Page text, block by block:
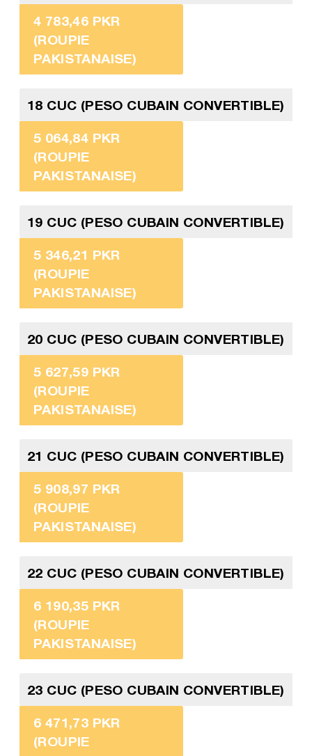
4 783,46 PKR
(ROUPIE
PAKISTANAISE)
18 CUC (PESO CUBAIN CONVERTIBLE)
5 064,84 PKR
(ROUPIE
PAKISTANAISE)
19 CUC (PESO CUBAIN CONVERTIBLE)
5 346,21 PKR
(ROUPIE
PAKISTANAISE)
20 CUC (PESO CUBAIN CONVERTIBLE)
5 627,59 PKR
(ROUPIE
PAKISTANAISE)
21 CUC (PESO CUBAIN CONVERTIBLE)
5 908,97 PKR
(ROUPIE
PAKISTANAISE)
22 CUC (PESO CUBAIN CONVERTIBLE)
6 190,35 PKR
(ROUPIE
PAKISTANAISE)
23 CUC (PESO CUBAIN CONVERTIBLE)
6 471,73 PKR
(ROUPIE